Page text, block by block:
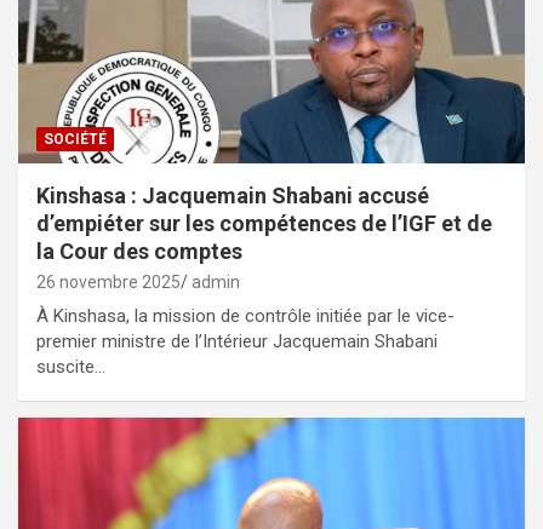
SOCIÉTÉ
Kinshasa : Jacquemain Shabani accusé
d’empiéter sur les compétences de l’IGF et de
la Cour des comptes
26 novembre 2025 admin
À Kinshasa, la mission de contrôle initiée par le vice-
premier ministre de l’Intérieur Jacquemain Shabani
suscite…